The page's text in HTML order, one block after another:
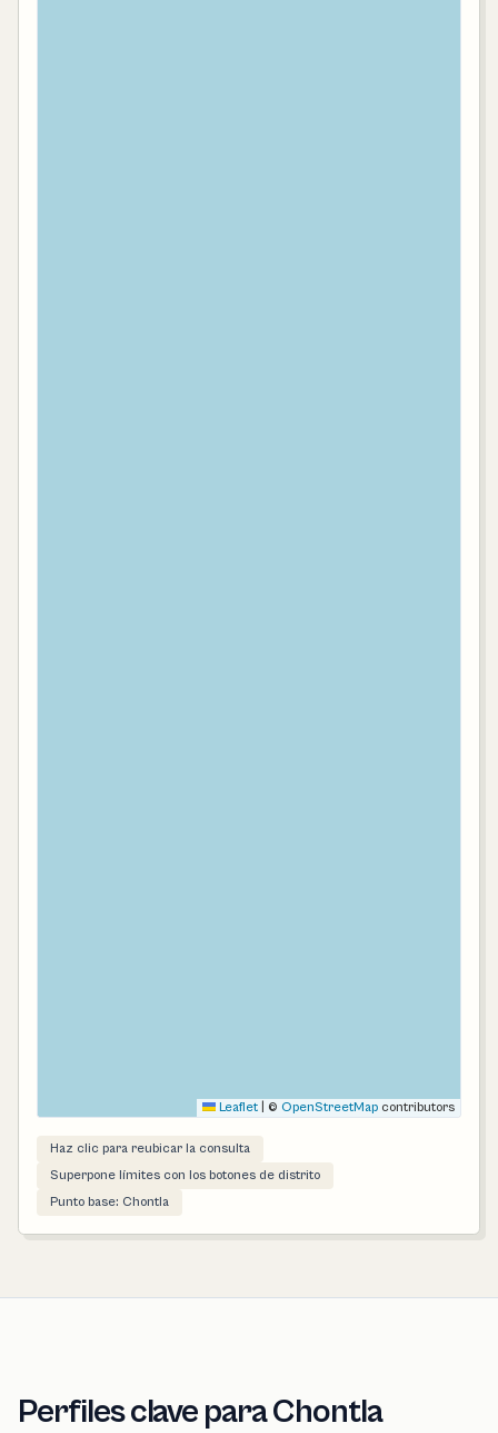
Leaflet © OpenStreetMap contributors
Haz clic para reubicar la consulta
Superpone límites con los botones de distrito
Punto base: Chontla
Perfiles clave para Chontla